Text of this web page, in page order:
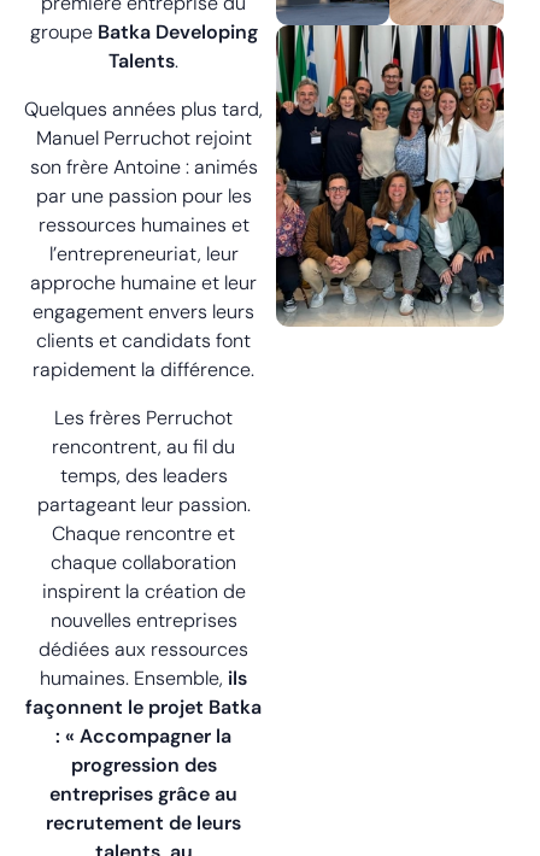
groupe Batka Developing
Talents.
Quelques années plus tard,
Manuel Perruchot rejoint
son frère Antoine : animés
par une passion pour les
ressources humaines et
l’entrepreneuriat, leur
approche humaine et leur
engagement envers leurs
clients et candidats font
rapidement la différence.
Les frères Perruchot
rencontrent, au fil du
temps, des leaders
partageant leur passion.
Chaque rencontre et
chaque collaboration
inspirent la création de
nouvelles entreprises
dédiées aux ressources
humaines. Ensemble, ils
façonnent le projet Batka
: « Accompagner la
progression des
entreprises grâce au
recrutement de leurs